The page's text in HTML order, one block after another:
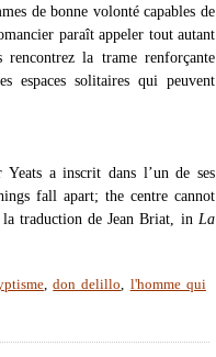
de bonne volonté capables de
paraît appeler tout autant
la trame renforçante
espaces solitaires qui peuvent
a inscrit dans l’un de ses
fall apart; the centre cannot
traduction de Jean Briat, in La
,don delillo, l'homme qui